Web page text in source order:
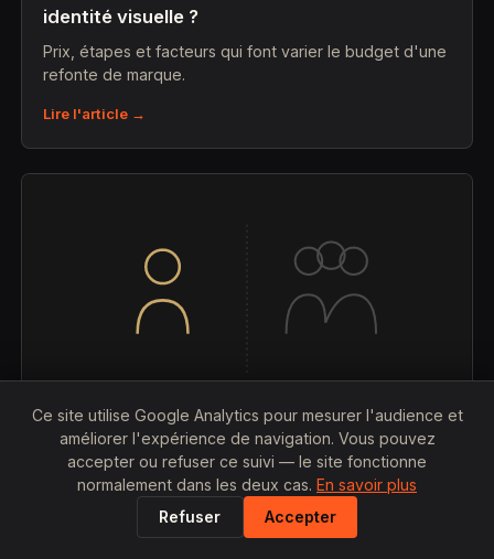
identité visuelle ?
Prix, étapes et facteurs qui font varier le budget d'une
refonte de marque.
Lire l'article →
25 JUILLET 2026
Graphiste freelance vs agence de
communication à Lyon : qui est le moins cher
Ce site utilise Google Analytics pour mesurer l'audience et
améliorer l'expérience de navigation. Vous pouvez
accepter ou refuser ce suivi — le site fonctionne
normalement dans les deux cas. En savoir plus
Refuser
Accepter